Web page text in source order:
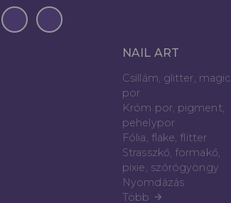
NAIL ART
Csillám, glitter, magic
por
Króm por, pigment,
pehelypor
Fólia, flake, flitter
Strasszkő, formakő,
pixie, szórógyöngy
Nyomdázás
Több arrow_forward